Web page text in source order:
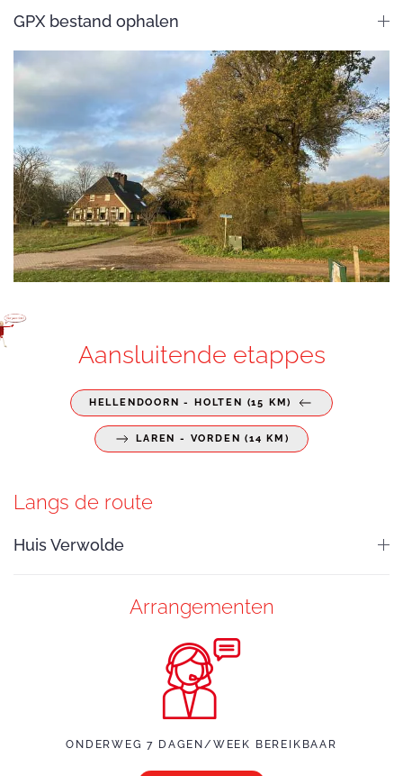
GPX bestand ophalen
Aansluitende etappes
HELLENDOORN - HOLTEN (15 KM)
LAREN - VORDEN (14 KM)
Langs de route
Huis Verwolde
Arrangementen
ONDERWEG 7 DAGEN/WEEK BEREIKBAAR